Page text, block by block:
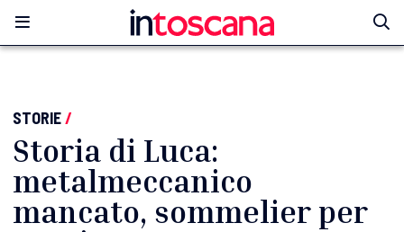
STORIE/
Storia di Luca:
metalmeccanico
mancato, sommelier per